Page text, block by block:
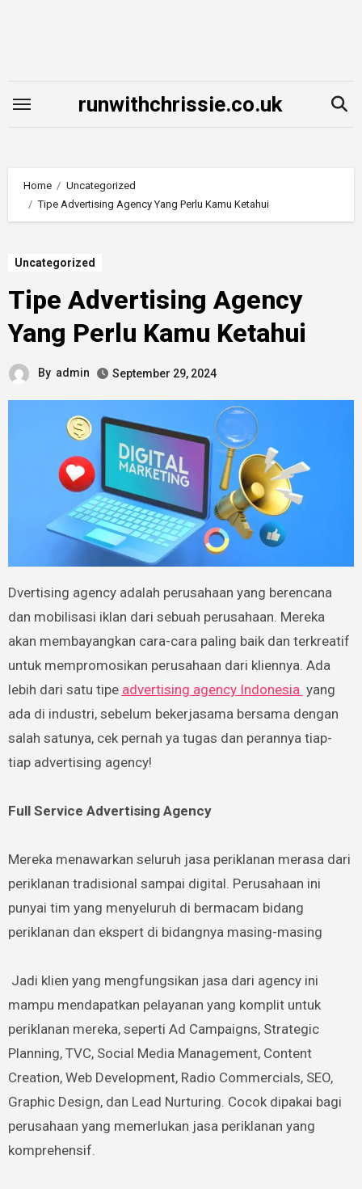
runwithchrissie.co.uk
Home
Uncategorized
Tipe Advertising Agency Yang Perlu Kamu Ketahui
Uncategorized
Tipe Advertising Agency
Yang Perlu Kamu Ketahui
By admin September 29, 2024
Dvertising agency adalah perusahaan yang berencana
dan mobilisasi iklan dari sebuah perusahaan. Mereka
akan membayangkan cara-cara paling baik dan terkreatif
untuk mempromosikan perusahaan dari kliennya. Ada
lebih dari satu tipe advertising agency Indonesia yang
ada di industri, sebelum bekerjasama bersama dengan
salah satunya, cek pernah ya tugas dan perannya tiap-
tiap advertising agency!
Full Service Advertising Agency
Mereka menawarkan seluruh jasa periklanan merasa dari
periklanan tradisional sampai digital. Perusahaan ini
punyai tim yang menyeluruh di bermacam bidang
periklanan dan ekspert di bidangnya masing-masing
Jadi klien yang mengfungsikan jasa dari agency ini
mampu mendapatkan pelayanan yang komplit untuk
periklanan mereka, seperti Ad Campaigns, Strategic
Planning, TVC, Social Media Management, Content
Creation, Web Development, Radio Commercials, SEO,
Graphic Design, dan Lead Nurturing. Cocok dipakai bagi
perusahaan yang memerlukan jasa periklanan yang
komprehensif.